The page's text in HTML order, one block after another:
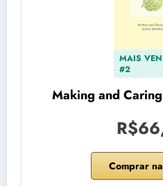
MAIS
#2
Making and
Comprar